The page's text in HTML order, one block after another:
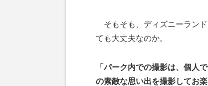
そもそも、ディズニーラン
ても大丈夫なのか。
「パーク内での撮影は、個人
の素敵な思い出を撮影してお